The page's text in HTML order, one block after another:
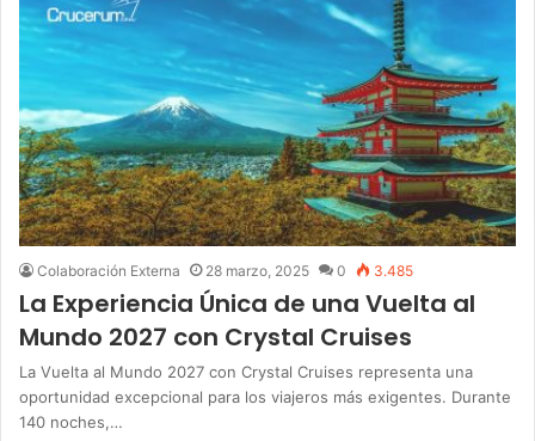
Colaboración Externa 28 marzo, 2025 0 3.485
La Experiencia Única de una Vuelta al
Mundo 2027 con Crystal Cruises
La Vuelta al Mundo 2027 con Crystal Cruises representa una
oportunidad excepcional para los viajeros más exigentes. Durante
140 noches,…